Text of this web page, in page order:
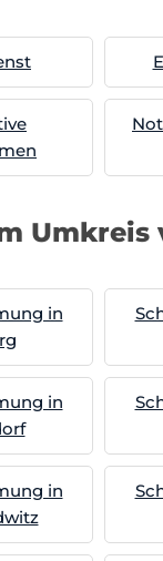
Umkreis
in
in
in